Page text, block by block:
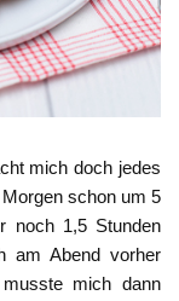
mich doch jedes
schon um 5
noch 1,5 Stunden
am Abend vorher
mich dann